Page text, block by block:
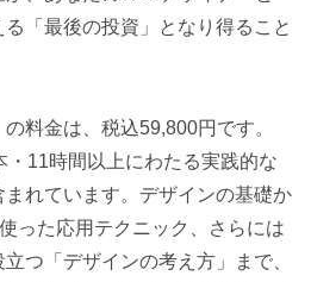
「最後の投資」となり得ること
料金は、税込59,800円です。
・11時間以上にわたる実践的な
れています。デザインの基礎か
った応用テクニック、さらには
つ「デザインの考え方」まで、